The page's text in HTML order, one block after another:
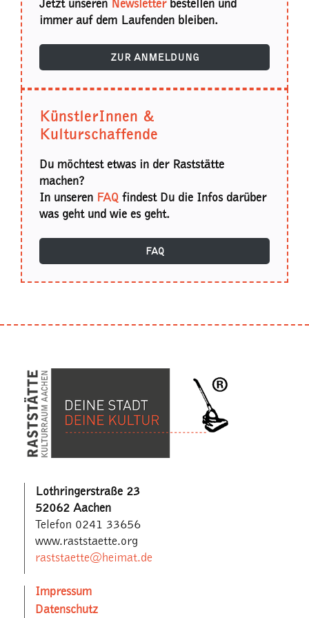
Jetzt unseren Newsletterbestellen und
immer auf dem Laufenden bleiben.
ZUR ANMELDUNG
KünstlerInnen &
Kulturschaffende
Du möchtest etwas in der Raststätte
machen?
In unseren FAQ findest Du die Infos darüber
was geht und wie es geht.
FAQ
Lothringerstraße 23
52062 Aachen
Telefon 0241 33656
www.raststaette.org
raststaette@heimat.de
Impressum
Datenschutz